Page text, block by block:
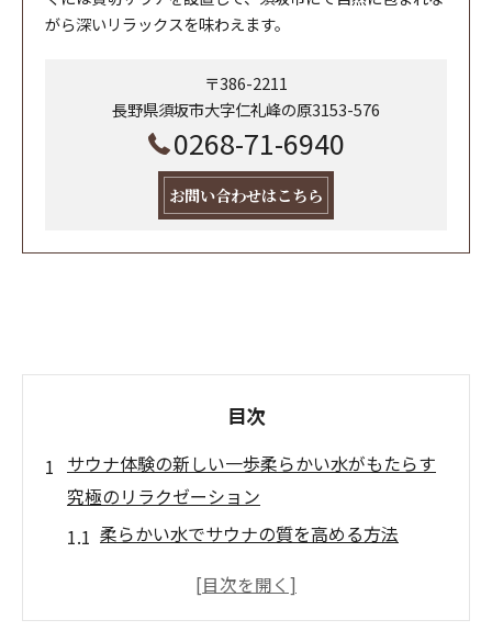
がら深いリラックスを味わえます。
〒386-2211
長野県須坂市大字仁礼峰の原3153-576
0268-71-6940
お問い合わせはこちら
目次
サウナ体験の新しい一歩柔らかい水がもたらす
究極のリラクゼーション
柔らかい水でサウナの質を高める方法
初心者でも安心！サウナと柔らかい水の組